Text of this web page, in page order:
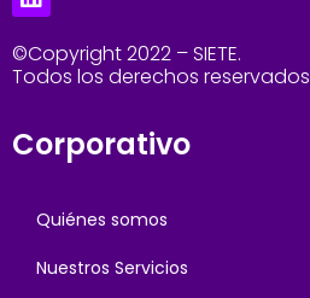
©Copyright 2022 – SIETE.
Todos los derechos reservados
Corporativo
Quiénes somos
Nuestros Servicios